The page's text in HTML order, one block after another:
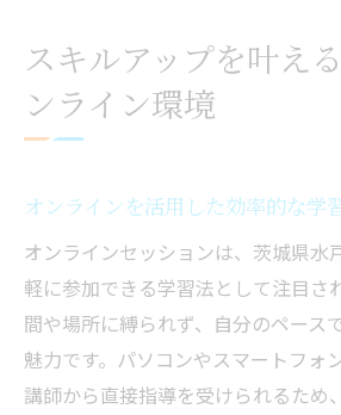
スキルアップを叶え
ンライン環境
オンラインを活用した効率的な学
オンラインセッションは、茨城県水
軽に参加できる学習法として注目さ
間や場所に縛られず、自分のペース
魅力です。パソコンやスマートフォ
講師から直接指導を受けられるため